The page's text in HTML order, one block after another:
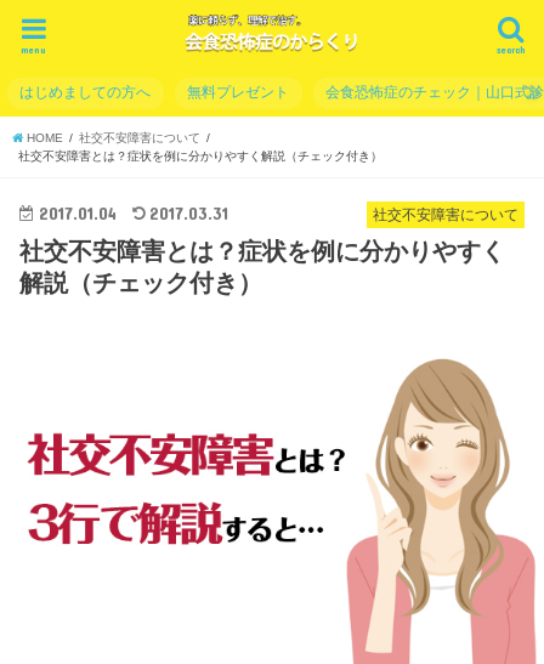
search
menu
はじめましての方へ 無料プレゼント 会食恐怖症のチェック｜山口式
HOME
社交不安障害について
社交不安障害とは？症状を例に分かりやすく解説（チェック付き）
社交不安障害について
2017.01.04 2017.03.31
社交不安障害とは？症状を例に分かりやすく
解説（チェック付き）